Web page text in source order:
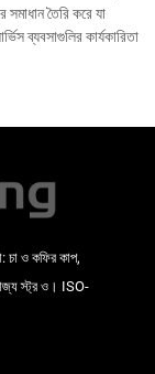
তৈরি করে যা
ব্যবসাগুলির কার্যকারিতা
চা ও কফির কাপ,
স্ট্র ও। ISO-